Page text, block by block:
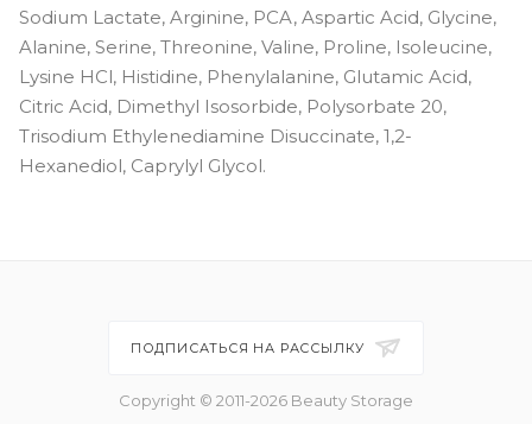
Sodium Lactate, Arginine, PCA, Aspartic Acid, Glycine,
Alanine, Serine, Threonine, Valine, Proline, Isoleucine,
Lysine HCl, Histidine, Phenylalanine, Glutamic Acid,
Citric Acid, Dimethyl Isosorbide, Polysorbate 20,
Trisodium Ethylenediamine Disuccinate, 1,2-
Hexanediol, Caprylyl Glycol.
ПОДПИСАТЬСЯ НА РАССЫЛКУ
Copyright © 2011-2026 Beauty Storage